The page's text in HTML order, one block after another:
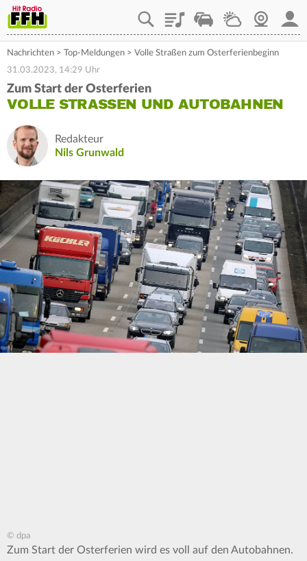
PlaylistStaupilotWetterWebcam
Nachrichten > Top-Meldungen > Volle Straßen zum Osterferienbeginn
31.03.2023, 14:29 Uhr
Zum Start der Osterferien
VOLLE STRASSEN UND AUTOBAHNEN
Redakteur
Nils Grunwald
© dpa
Zum Start der Osterferien wird es voll auf den Autobahnen.